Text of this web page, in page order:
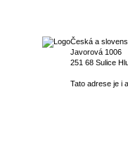
Česká a
Javorová 1006
251 68 Sulice
Tato adrese je i